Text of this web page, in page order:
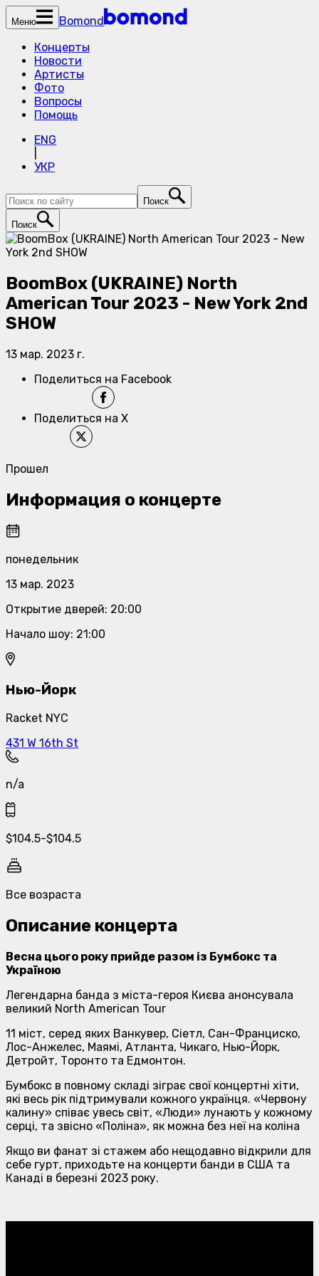
Меню
Bomond
Концерты
Новости
Артисты
Фото
Вопросы
Помощь
ENG
УКР
Поиск
Поиск
BoomBox (UKRAINE) North
American Tour 2023 - New York 2nd
SHOW
13 мар. 2023 г.
Поделиться на Facebook
Поделиться на X
Прошел
Информация о концерте
понедельник
13 мар. 2023
Открытие дверей: 20:00
Начало шоу: 21:00
Нью-Йорк
Racket NYC
431 W 16th St
n/a
$104.5-$104.5
Все возраста
Описание концерта
Весна цього року прийде разом iз Бумбокс та
Україною
Легендарна банда з міста-героя Києва анонсувала
великий North American Tour
11 міст, серед яких Ванкувер, Сіетл, Сан-Франциско,
Лос-Анжелес, Маямі, Атланта, Чикаго, Нью-Йорк,
Детройт, Торонто та Едмонтон.
Бумбокс в повному складі зіграє свої концертні хіти,
які весь рік підтримували кожного українця. «Червону
калину» співає увесь світ, «Люди» лунають у кожному
серці, та звісно «Поліна», як можна без неї на коліна
Якщо ви фанат зі стажем або нещодавно відкрили для
себе гурт, приходьте на концерти банди в США та
Канаді в березні 2023 року.